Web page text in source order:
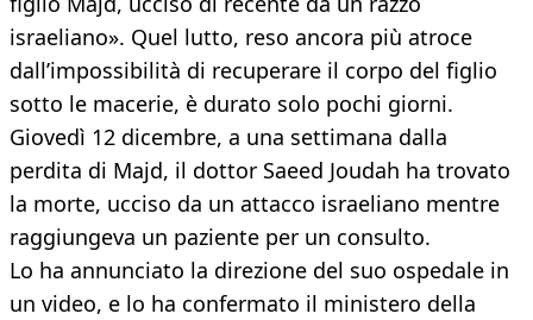
israeliano». Quel lutto, reso ancora più atroce
dall’impossibilità di recuperare il corpo del figlio
sotto le macerie, è durato solo pochi giorni.
Giovedì 12 dicembre, a una settimana dalla
perdita di Majd, il dottor Saeed Joudah ha trovato
la morte, ucciso da un attacco israeliano mentre
raggiungeva un paziente per un consulto.
Lo ha annunciato la direzione del suo ospedale in
un video, e lo ha confermato il ministero della